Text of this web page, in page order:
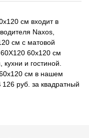
см входит в
Naxos,
см с матовой
60x120 см
и гостиной.
см в нашем
руб. за квадратный